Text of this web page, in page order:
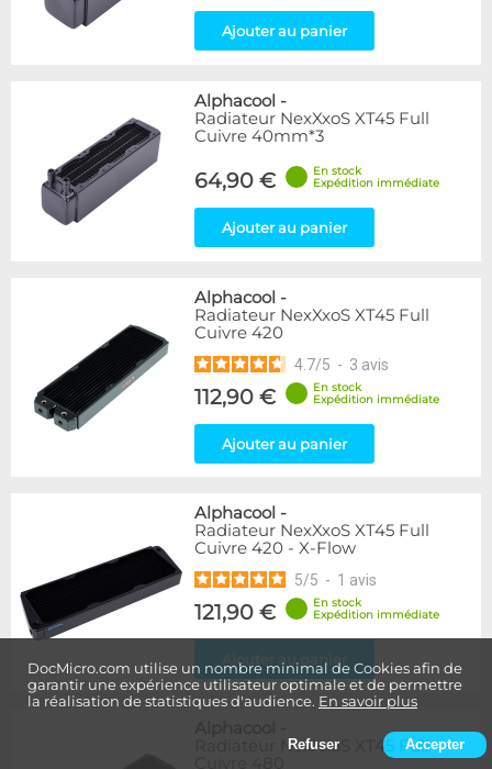
DocMicro.com utilise un nombre minimal de Cookies afin de
garantir une expérience utilisateur optimale et de permettre
la réalisation de statistiques d'audience. En savoir plus
Refuser Accepter
Ajouter au panier
Alphacool -
Radiateur NexXxoS XT45 Full
Cuivre 40mm*3
64,90 €
En stock
Expédition immédiate
Ajouter au panier
Alphacool -
Radiateur NexXxoS XT45 Full
Cuivre 420
4.7/5 - 3 avis
112,90 €
En stock
Expédition immédiate
Ajouter au panier
Alphacool -
Radiateur NexXxoS XT45 Full
Cuivre 420 - X-Flow
5/5 - 1 avis
121,90 €
En stock
Expédition immédiate
Ajouter au panier
Radiateur NexXxoS XT45 Full